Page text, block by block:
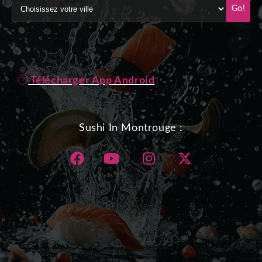
Go!
Télécharger App Android
Sushi In Montrouge :